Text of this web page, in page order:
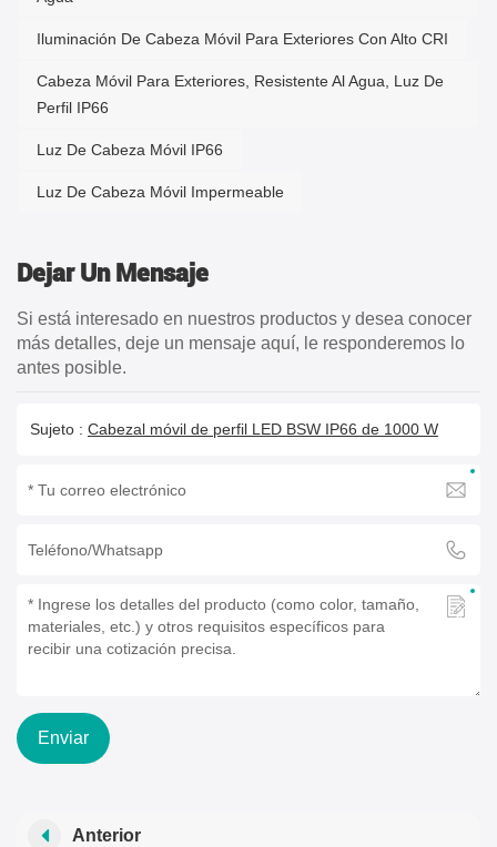
Iluminación De Cabeza Móvil Para Exteriores Con Alto CRI
Cabeza Móvil Para Exteriores, Resistente Al Agua, Luz De
Perfil IP66
Luz De Cabeza Móvil IP66
Luz De Cabeza Móvil Impermeable
Dejar Un Mensaje
Si está interesado en nuestros productos y desea conocer
más detalles, deje un mensaje aquí, le responderemos lo
antes posible.
Sujeto : Cabezal móvil de perfil LED BSW IP66 de 1000 W
Enviar
Anterior